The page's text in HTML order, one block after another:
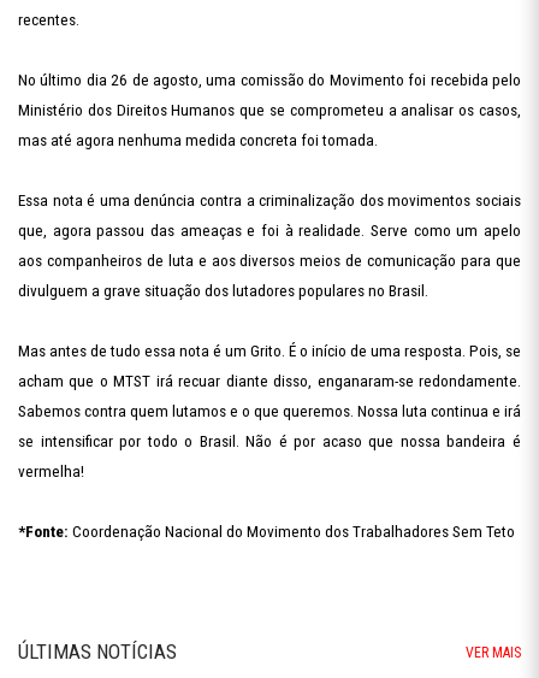
recentes.
No último dia 26 de agosto, uma comissão do Movimento foi recebida pelo
Ministério dos Direitos Humanos que se comprometeu a analisar os casos,
mas até agora nenhuma medida concreta foi tomada.
Essa nota é uma denúncia contra a criminalização dos movimentos sociais
que, agora passou das ameaças e foi à realidade. Serve como um apelo
aos companheiros de luta e aos diversos meios de comunicação para que
divulguem a grave situação dos lutadores populares no Brasil.
Mas antes de tudo essa nota é um Grito. É o início de uma resposta. Pois, se
acham que o MTST irá recuar diante disso, enganaram-se redondamente.
Sabemos contra quem lutamos e o que queremos. Nossa luta continua e irá
se intensificar por todo o Brasil. Não é por acaso que nossa bandeira é
vermelha!
*Fonte: Coordenação Nacional do Movimento dos Trabalhadores Sem Teto
ÚLTIMAS NOTÍCIAS VER MAIS